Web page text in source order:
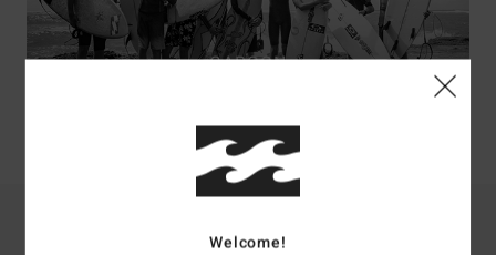
GARÇON
Welcome!